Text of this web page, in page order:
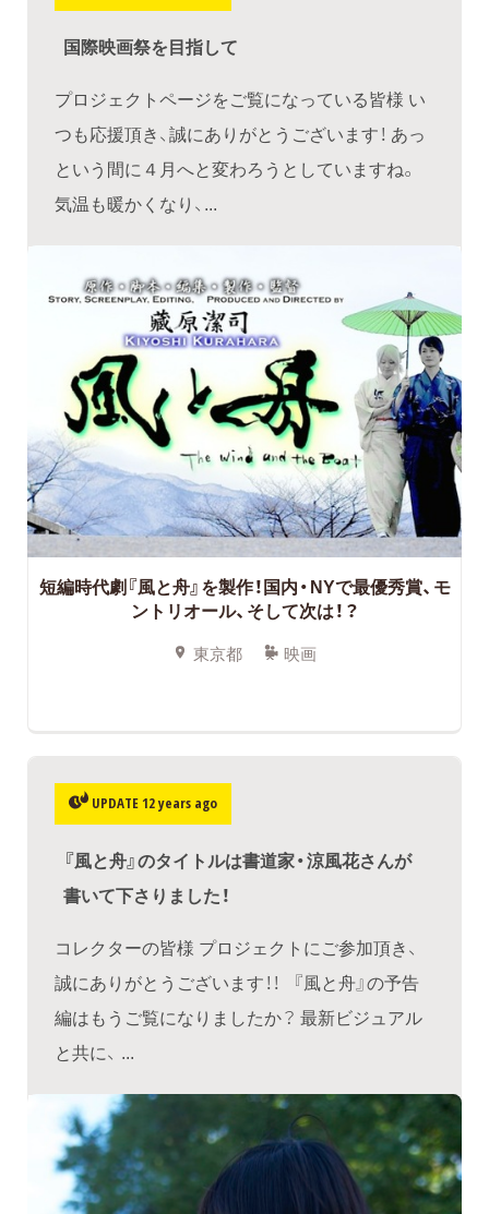
国際映画祭を目指して
プロジェクトページをご覧になっている皆様 い
つも応援頂き、誠にありがとうございます！ あっ
という間に４月へと変わろうとしていますね。
気温も暖かくなり、...
短編時代劇『風と舟』を製作！国内・NYで最優秀賞、モ
ントリオール、そして次は！？
東京都 映画
UPDATE 12 years ago
『風と舟』のタイトルは書道家・涼風花さんが
書いて下さりました！
コレクターの皆様 プロジェクトにご参加頂き、
誠にありがとうございます！！ 『風と舟』の予告
編はもうご覧になりましたか？ 最新ビジュアル
と共に、 ...